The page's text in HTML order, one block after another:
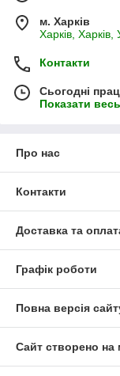
м. Харків
Харків, Харків,
Контакти
Сьогодні
Показати
Про нас
Контакти
Доставка та
Графік роботи
Повна версія
Сайт створено на